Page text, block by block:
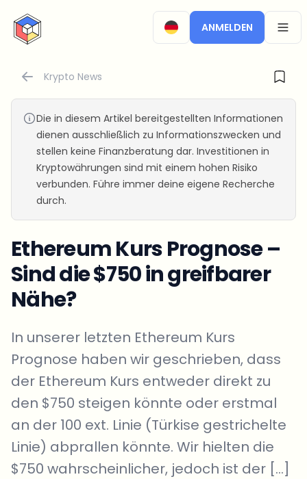
CryptoTicker
ANMELDEN
Krypto News
Die in diesem Artikel bereitgestellten Informationen
dienen ausschließlich zu Informationszwecken und
stellen keine Finanzberatung dar. Investitionen in
Kryptowährungen sind mit einem hohen Risiko
verbunden. Führe immer deine eigene Recherche
durch.
Ethereum Kurs Prognose –
Sind die $750 in greifbarer
Nähe?
In unserer letzten Ethereum Kurs
Prognose haben wir geschrieben, dass
der Ethereum Kurs entweder direkt zu
den $750 steigen könnte oder erstmal
an der 100 ext. Linie (Türkise gestrichelte
Linie) abprallen könnte. Wir hielten die
$750 wahrscheinlicher, jedoch ist der […]